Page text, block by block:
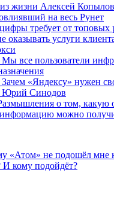
жизни Алексей
на весь Рунет
требует от топовых
оказывать услуги
Мы все пользователи
Зачем «Яндексу» нужен
Юрий Синодов
о том, какую
можно
«Атом» не подошёл мне
И кому подойдёт?